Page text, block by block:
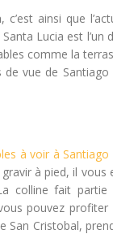
ainsi que
Lucia est l’un
comme la
de vue de Santiago
à voir à Santiago
à pied, il vous
colline fait partie
pouvez profiter
San Cristobal,